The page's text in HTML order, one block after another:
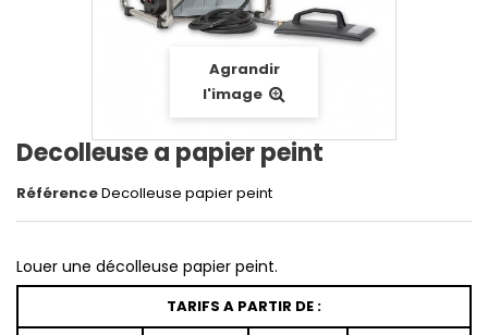
Agrandir
l'image
Decolleuse a papier peint
RéférenceDecolleuse papier peint
Louer une décolleuse papier peint.
TARIFS A PARTIR DE :